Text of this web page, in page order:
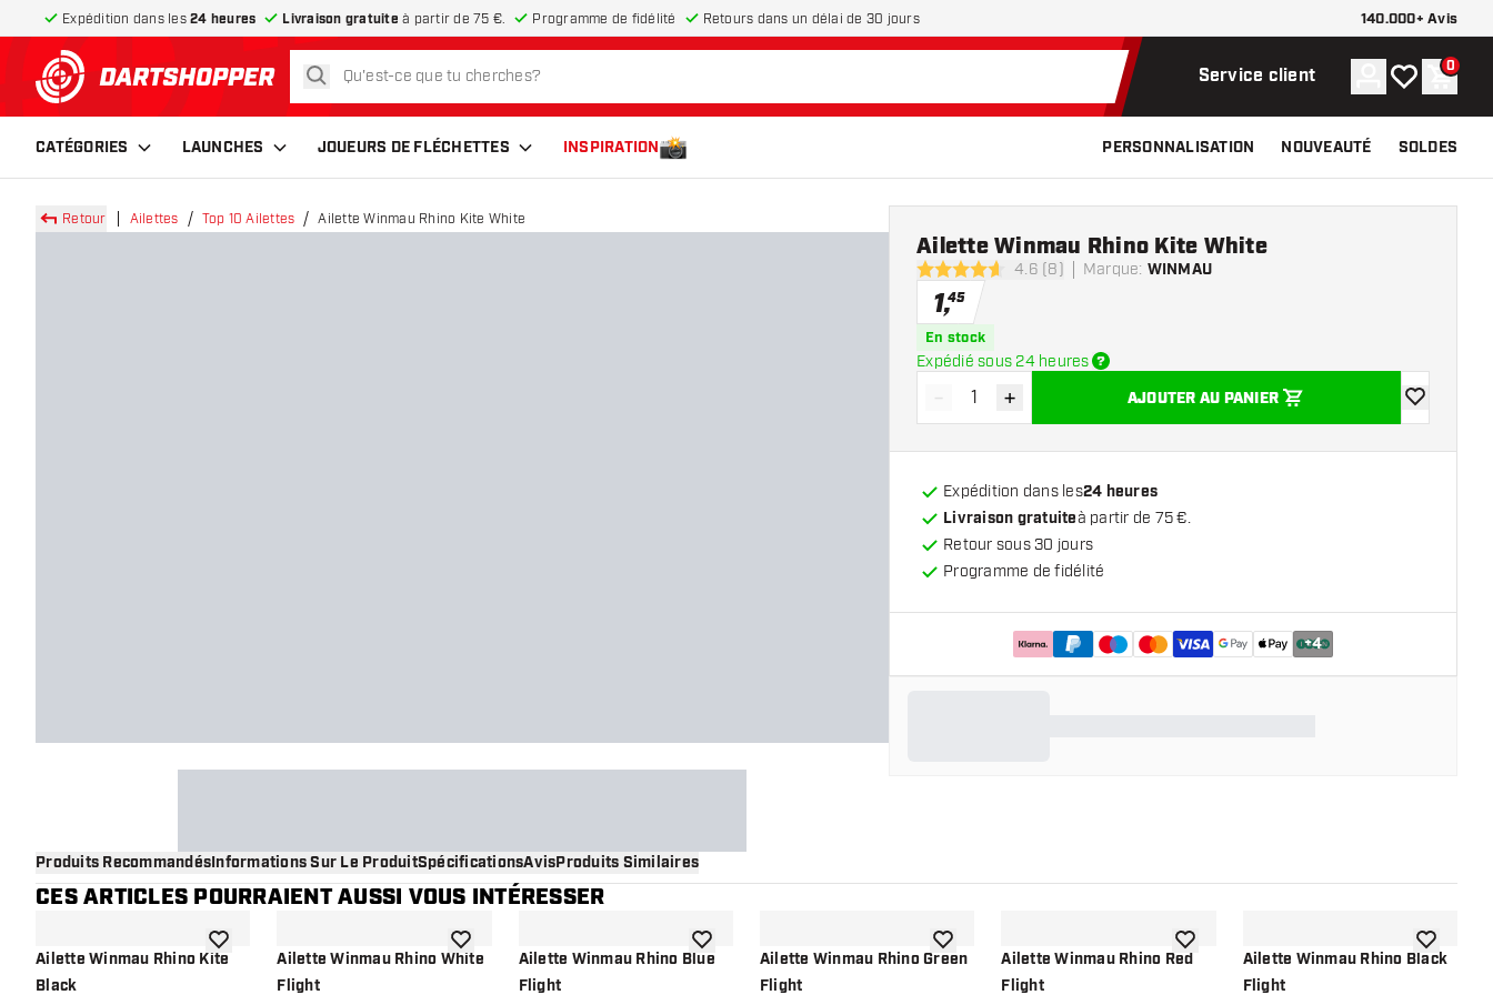
Expédition dans les 24 heures Livraison gratuite à partir de 75 €. Programme de fidélité Retours dans un délai de 30 jours 140.000+ Avis
retour à la page d’accueil
rechercher Service client Compte
Ma liste de
Panier
0
CATÉGORIES LAUNCHES JOUEURS DE FLÉCHETTES INSPIRATION PERSONNALISATION NOUVEAUTÉ SOLDES
Retour Ailettes Top 10 Ailettes Ailette Winmau Rhino Kite White
4.6 étoiles de notation
4.6 (8) Marque: WINMAU
Ailette Winmau Rhino Kite White
1,45
En stock
Expédié sous 24 heures
Diminuer la quantité
- Augmenter la quantité
+ AJOUTER AU PANIER
ajouter à la
Expédition dans les24 heures
Livraison gratuiteà partir de 75 €.
Retour sous 30 jours
Programme de fidélité
+4
Produits RecommandésInformations Sur Le ProduitSpécificationsAvisProduits Similaires
CES ARTICLES POURRAIENT AUSSI VOUS INTÉRESSER
Ailette Winmau Rhino Kite
Black
ajouter à la liste de souhaits
Ailette Winmau Rhino White
Flight
ajouter à la liste de souhaits
Ailette Winmau Rhino Blue
Flight
ajouter à la liste de souhaits
Ailette Winmau Rhino Green
Flight
ajouter à la liste de souhaits
Ailette Winmau Rhino Red
Flight
ajouter à la liste de souhaits
Ailette Winmau Rhino Black
Flight
ajouter à